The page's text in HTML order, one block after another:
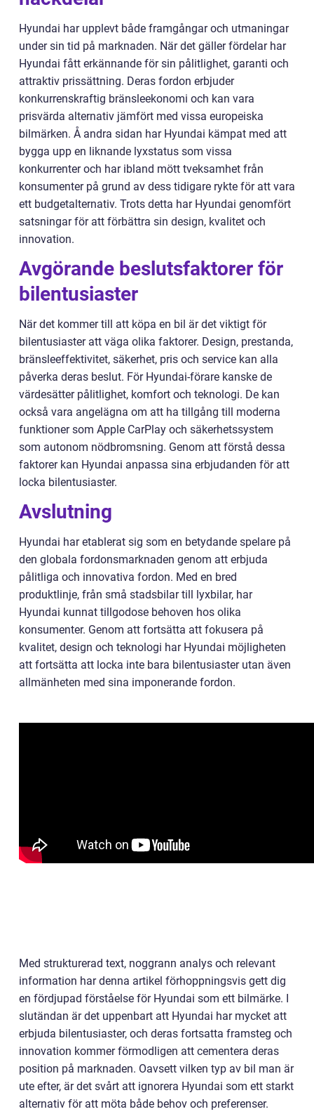
Hyundai har upplevt både framgångar och utmaningar
under sin tid på marknaden. När det gäller fördelar har
Hyundai fått erkännande för sin pålitlighet, garanti och
attraktiv prissättning. Deras fordon erbjuder
konkurrenskraftig bränsleekonomi och kan vara
prisvärda alternativ jämfört med vissa europeiska
bilmärken. Å andra sidan har Hyundai kämpat med att
bygga upp en liknande lyxstatus som vissa
konkurrenter och har ibland mött tveksamhet från
konsumenter på grund av dess tidigare rykte för att vara
ett budgetalternativ. Trots detta har Hyundai genomfört
satsningar för att förbättra sin design, kvalitet och
innovation.
Avgörande beslutsfaktorer för
bilentusiaster
När det kommer till att köpa en bil är det viktigt för
bilentusiaster att väga olika faktorer. Design, prestanda,
bränsleeffektivitet, säkerhet, pris och service kan alla
påverka deras beslut. För Hyundai-förare kanske de
värdesätter pålitlighet, komfort och teknologi. De kan
också vara angelägna om att ha tillgång till moderna
funktioner som Apple CarPlay och säkerhetssystem
som autonom nödbromsning. Genom att förstå dessa
faktorer kan Hyundai anpassa sina erbjudanden för att
locka bilentusiaster.
Avslutning
Hyundai har etablerat sig som en betydande spelare på
den globala fordonsmarknaden genom att erbjuda
pålitliga och innovativa fordon. Med en bred
produktlinje, från små stadsbilar till lyxbilar, har
Hyundai kunnat tillgodose behoven hos olika
konsumenter. Genom att fortsätta att fokusera på
kvalitet, design och teknologi har Hyundai möjligheten
att fortsätta att locka inte bara bilentusiaster utan även
allmänheten med sina imponerande fordon.
Med strukturerad text, noggrann analys och relevant
information har denna artikel förhoppningsvis gett dig
en fördjupad förståelse för Hyundai som ett bilmärke. I
slutändan är det uppenbart att Hyundai har mycket att
erbjuda bilentusiaster, och deras fortsatta framsteg och
innovation kommer förmodligen att cementera deras
position på marknaden. Oavsett vilken typ av bil man är
ute efter, är det svårt att ignorera Hyundai som ett starkt
alternativ för att möta både behov och preferenser.